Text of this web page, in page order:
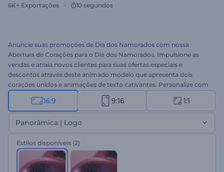
6K+ Exportações 10 segundos
Anuncie suas promoções de Dia dos Namorados com nossa
Abertura de Corações para o Dia dos Namorados. Impulsione as
vendas e atraia novos clientes para suas ofertas especiais e
descontos através deste animado modelo que apresenta dois
corações unidos e animações de texto cativantes. Personalize com
suas ofertas exclusivas e mensagens promocionais, e finalize o
vídeo com música de fundo envolvente ou narração. Perfeito para
anúncios de venda, promoções com desconto, introduções de
ofertas especiais, mensagens de feriado e muito mais. Crie e
compartilhe nas redes sociais agora para impulsionar suas vendas!
16:9 9:16 1:1
Panorâmica | Logo
Estilos disponíveis (2)